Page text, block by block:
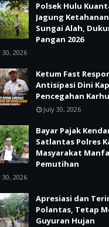
Polsek Hulu
Jagung
Sungai Alah,
Pangan 2026
30, 2026
Ketum Fast
Antisipasi Dini
Pencegahan
July 30, 2026
Bayar Pajak
Satlantas Polres
Masyarakat
Pemutihan
30, 2026
Apresiasi dan
Polantas, Tetap
Guyuran Hujan